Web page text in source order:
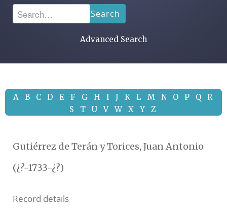
Search
Advanced Search
A B C D E F G H I J K L M N O P Q
R
S
T U V W X Y Z
Gutiérrez de Terán y Torices, Juan Antonio
(¿?-1733-¿?)
Record details